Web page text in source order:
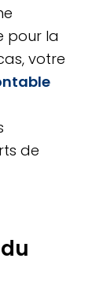
pour la
votre
de